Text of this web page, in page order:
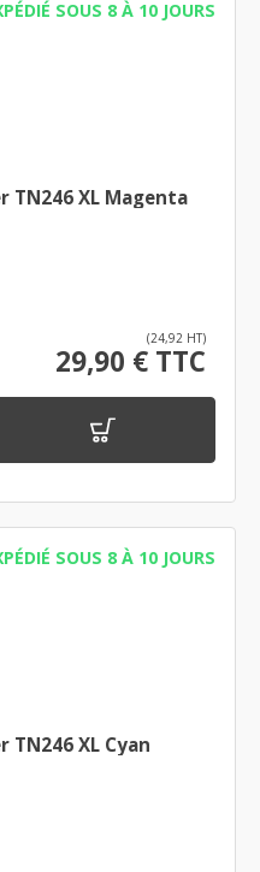
SOUS 8 À 10 JOURS
XL Magenta
(24,92 HT)
29,90 € TTC
SOUS 8 À 10 JOURS
XL Cyan